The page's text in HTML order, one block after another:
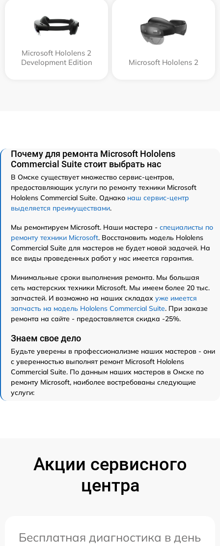
Microsoft Hololens 2
Development Edition
Microsoft Hololens 2
Почему для ремонта Microsoft Hololens
Commercial Suite стоит выбрать нас
В Омске существует множество сервис-центров,
предоставляющих услуги по ремонту техники Microsoft
Hololens Commercial Suite. Однако наш сервис-центр
выделяется преимуществами.
Мы ремонтируем Microsoft. Наши мастера - специалисты по
ремонту техники Microsoft. Восстановить модель Hololens
Commercial Suite для мастеров не будет новой задачей. На
все виды проведенных работ у нас имеется гарантия.
Минимальные сроки выполнения ремонта. Мы большая
сеть мастерских техники Microsoft. Мы имеем более 20 тыс.
запчастей. И возможно на наших складах уже имеется
запчасть на модель Hololens Commercial Suite. При заказе
ремонта на сайте - предоставляется скидка -25%.
Знаем свое дело
Будьте уверены в профессионализме наших мастеров - они
с уверенностью выполнят ремонт Microsoft Hololens
Commercial Suite. По данным наших мастеров в Омске по
ремонту Microsoft, наиболее востребованы следующие
услуги:
Акции сервисного
центра
Бесплатная диагностика в день